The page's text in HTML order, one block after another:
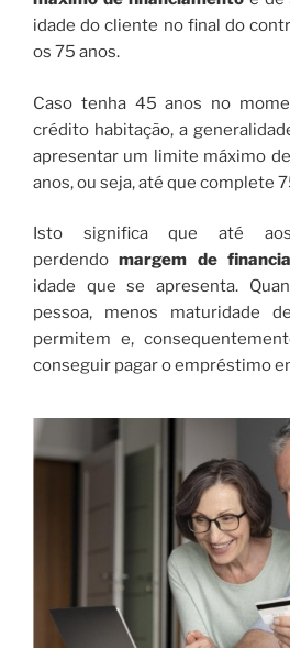
idade do cliente no final do
os 75 anos.
Caso tenha 45 anos no
crédito habitação, a
apresentar um limite máximo
anos, ou seja, até que complete
Isto significa que até
perdendomargem de
idade que se apresenta.
pessoa, menos maturidade
permitem e,
conseguir pagar o empréstimo